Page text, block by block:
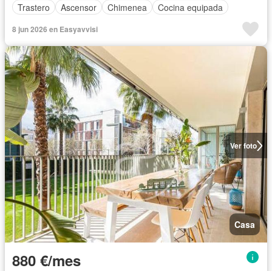
Trastero
Ascensor Chimenea Cocina equipada
8 jun 2026 en Easyavvisi
Ver foto
Casa
880 €/mes